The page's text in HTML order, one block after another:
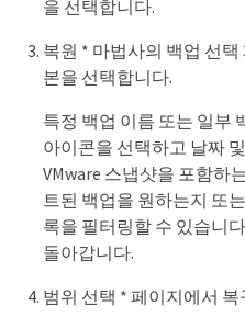
을 선택합니다.
복원 * 마법사의 백업 선
본을 선택합니다.
특정 백업 이름 또는 일부
아이콘을 선택하고 날짜
VMware 스냅샷을 포함하
트된 백업을 원하는지 또
록을 필터링할 수 있습니
돌아갑니다.
범위 선택 * 페이지에서